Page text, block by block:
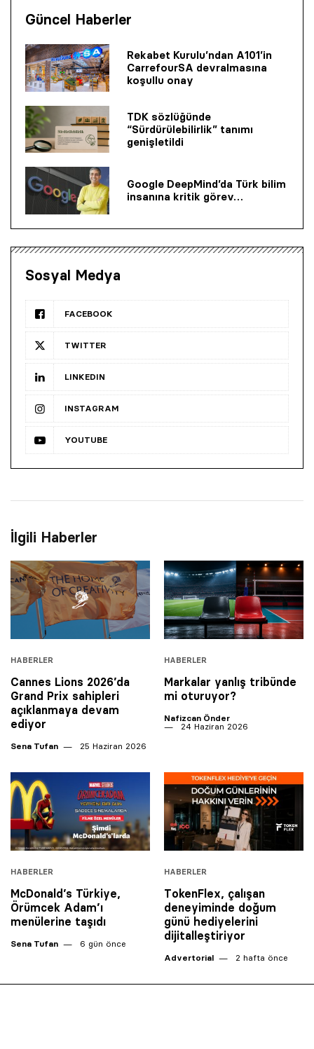
Güncel Haberler
Rekabet Kurulu’ndan A101’in
CarrefourSA devralmasına
koşullu onay
TDK sözlüğünde
“Sürdürülebilirlik” tanımı
genişletildi
Google DeepMind’da Türk bilim
insanına kritik görev…
Sosyal Medya
FACEBOOK
TWITTER
LINKEDIN
INSTAGRAM
YOUTUBE
İlgili Haberler
HABERLER
Cannes Lions 2026’da
Grand Prix sahipleri
açıklanmaya devam
ediyor
Sena Tufan 25 Haziran 2026
HABERLER
Markalar yanlış tribünde
mi oturuyor?
Nafizcan Önder
24 Haziran 2026
HABERLER
McDonald’s Türkiye,
Örümcek Adam’ı
menülerine taşıdı
Sena Tufan 6 gün önce
HABERLER
TokenFlex, çalışan
deneyiminde doğum
günü hediyelerini
dijitalleştiriyor
Advertorial 2 hafta önce